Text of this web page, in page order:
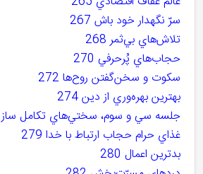
سرّ نگهدار خود باش 267
تلاش‌هاي بي‌ثمر 268
حجاب‌هاي پُرحرفي 270
سکوت و سخن‌گفتن روح‌ها 272
بهترين بهره‌وري از دين 274
جلسه سي و سوم، سختي‌هاي تكامل ساز 277
غذاي حرام حجاب ارتباط با خدا 279
بدترين اعمال 280